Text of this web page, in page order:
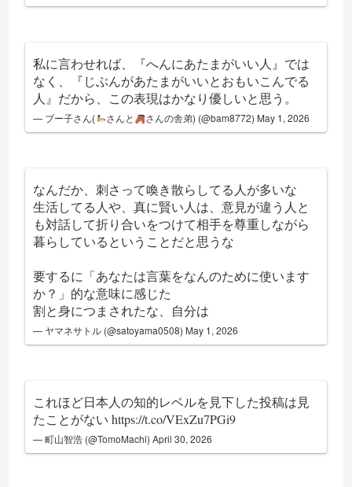
私に言わせれば、『へんにあたまがいい人』では
なく、『じぶんがあたまがいいとおもいこんでる
人』だから、この表現はかなり優しいと思う。
— ブー子さん( さんと さんの舎弟) (@bam8772) May 1, 2026
なんだか、刺さって喚き散らしてる人が多いな
生活してる人や、真に賢い人は、意見が違う人と
も対話して折り合いをつけて相手を尊重しながら
暮らしているということだと思うな
要するに「あなたは言葉をなんのために使います
か？」的な意味に感じた
割と身につまされたな、自分は
— ヤマネサトル (@satoyama0508) May 1, 2026
これほど日本人の知的レベルを見下した投稿は見
たことがないhttps://t.co/VExZu7PGi9
— 町山智浩 (@TomoMachi)April 30, 2026